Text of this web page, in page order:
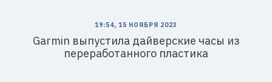
19:54, 15 НОЯБРЯ 2023
Garmin выпустила дайверские часы из
переработанного пластика